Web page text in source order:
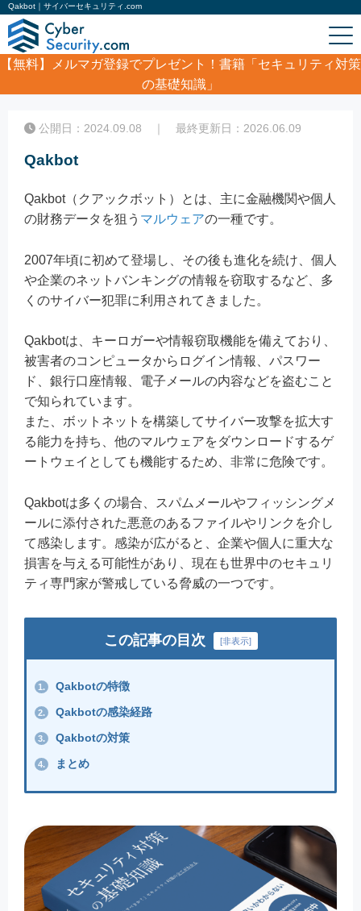
Qakbot｜サイバーセキュリティ.com
【無料】
メルマガ登録でプレゼント！書籍「セキュリティ対策
の基礎知識」
Qakbot
公開日：2024.09.08 ｜ 最終更新日：2026.06.09
Qakbot
Qakbot（クアックボット）とは、主に金融機関や個人
の財務データを狙う マルウェアの一種です。
2007年頃に初めて登場し、その後も進化を続け、個人
や企業のネットバンキングの情報を窃取するなど、多
くのサイバー犯罪に利用されてきました。
Qakbotは、キーロガーや情報窃取機能を備えており、
被害者のコンピュータからログイン情報、パスワー
ド、銀行口座情報、電子メールの内容などを盗むこと
で知られています。
また、ボットネットを構築してサイバー攻撃を拡大す
る能力を持ち、他のマルウェアをダウンロードするゲ
ートウェイとしても機能するため、非常に危険です。
Qakbotは多くの場合、スパムメールやフィッシングメ
ールに添付された悪意のあるファイルやリンクを介し
て感染します。感染が広がると、企業や個人に重大な
損害を与える可能性があり、現在も世界中のセキュリ
ティ専門家が警戒している脅威の一つです。
この記事の目次 [非表示]
1. Qakbotの特徴
2. Qakbotの感染経路
3. Qakbotの対策
4. まとめ